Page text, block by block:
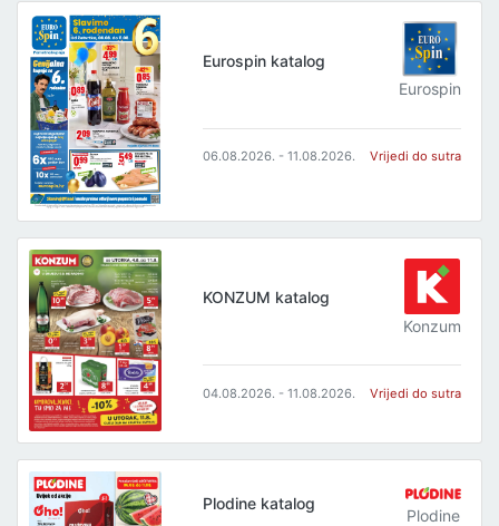
Eurospin katalog
Eurospin
06.08.2026. - 11.08.2026. Vrijedi do sutra
KONZUM katalog
Konzum
04.08.2026. - 11.08.2026. Vrijedi do sutra
Plodine katalog
Plodine